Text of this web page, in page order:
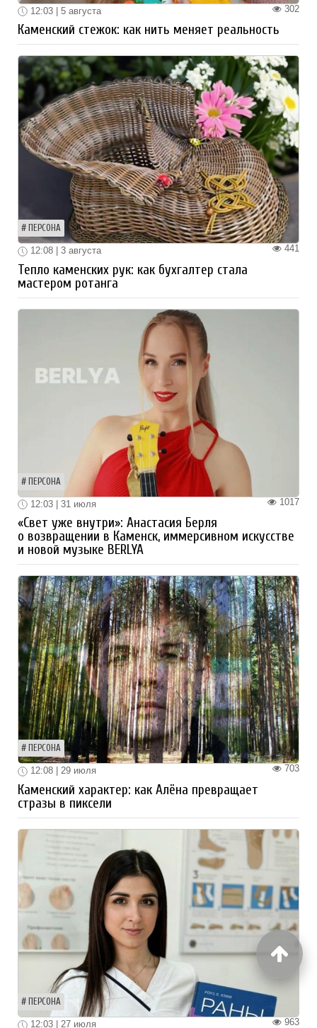
302
12:03 | 5 августа
Каменский стежок: как нить меняет реальность
ПЕРСОНА
441
12:08 | 3 августа
Тепло каменских рук: как бухгалтер стала
мастером ротанга
ПЕРСОНА
1017
12:03 | 31 июля
«Свет уже внутри»: Анастасия Берля
о возвращении в Каменск, иммерсивном искусстве
и новой музыке BERLYA
ПЕРСОНА
703
12:08 | 29 июля
Каменский характер: как Алёна превращает
стразы в пиксели
ПЕРСОНА
963
12:03 | 27 июля